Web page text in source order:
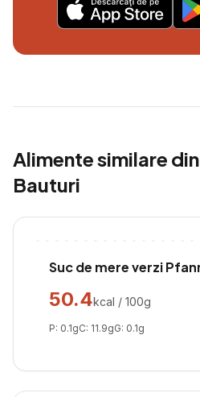
Alimente similare
Bauturi
Suc de mere verzi
50.4kcal / 100g
P: 0.1gC: 11.9gG: 0.1g